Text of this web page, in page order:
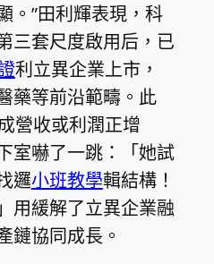
。”田利輝表現，科
三套尺度啟用后，已
利立異企業上市，
藥等前沿範疇。此
營收或利潤正增
室嚇了一跳：「她試
邏小班教學輯結構！
用緩解了立異企業融
鏈協同成長。